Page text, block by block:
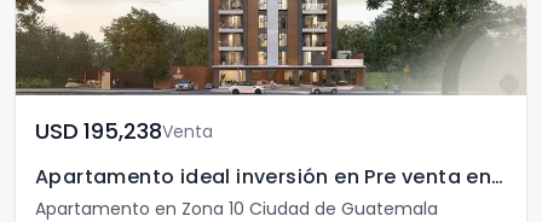
USD	195,238Venta
Apartamento ideal inversión en Pre venta en Zona 10
Apartamento en Zona 10 Ciudad de Guatemala